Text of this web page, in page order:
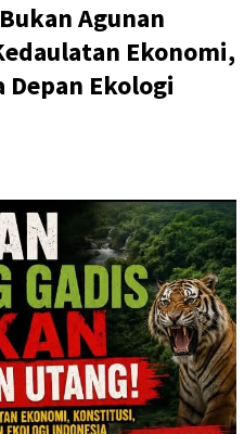
Agunan
Ekonomi,
Ekologi